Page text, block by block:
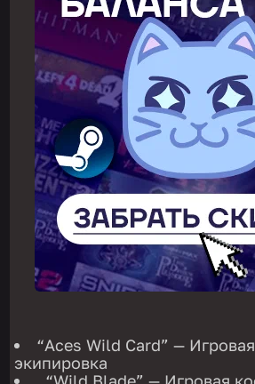
“Aces Wild Card” —
экипировка